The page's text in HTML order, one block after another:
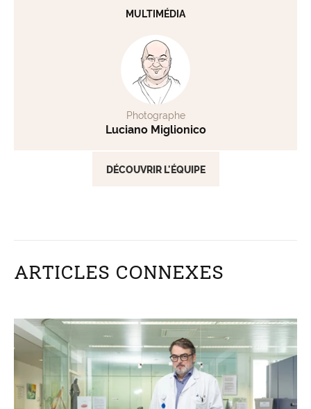
MULTIMÉDIA
Photographe
Luciano Miglionico
DÉCOUVRIR L'ÉQUIPE
ARTICLES CONNEXES